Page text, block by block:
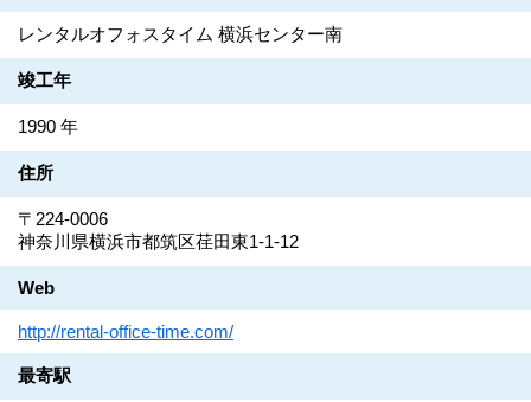
レンタルオフォスタイム 横浜センター南
竣工年
1990 年
住所
〒224-0006
神奈川県横浜市都筑区荏田東1-1-12
Web
http://rental-office-time.com/
最寄駅